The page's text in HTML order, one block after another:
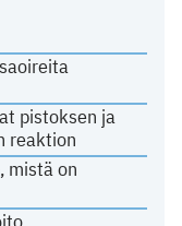
pistoksen ja
reaktion
mistä on